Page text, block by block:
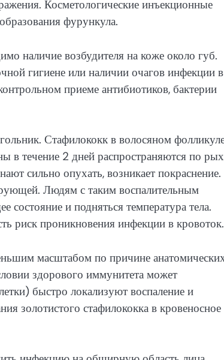
Косметологические инъекционные
фурункула.
наличие возбудителя на коже около губ.
гигиене или наличии очагов инфекции в
приеме антибиотиков, бактерии
Стафилококк в волосяном
в течение 2 дней распространяются по
сильно опухать, возникает покраснение.
Людям с таким воспалительным
и подняться температура тела.
риск проникновения инфекции в кровоток.
масштабом по причине
здорового иммунитета может
быстро локализуют воспаление и
золотистого стафилококка в кровеносное